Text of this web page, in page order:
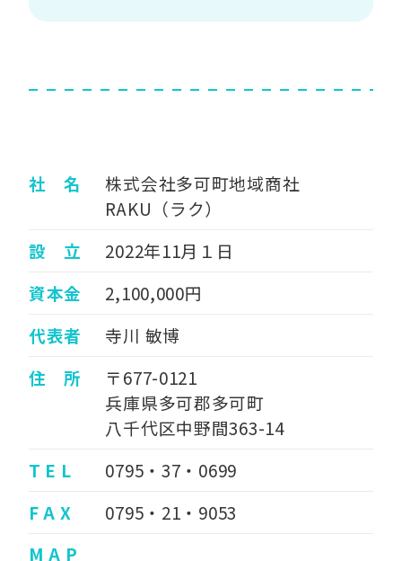
社 名
株式会社多可町地域商社
RAKU（ラク）
設 立
2022年11月１日
資本金
2,100,000円
代表者
寺川 敏博
住 所
〒677-0121
兵庫県多可郡多可町
八千代区中野間363-14
T E L
0795・37・0699
F A X
0795・21・9053
M A P